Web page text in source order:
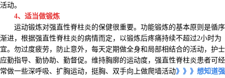
活动。
4、适当做锻炼
运动锻炼对强直性脊柱炎的保健很重要。功能锻炼的基本原则是循序
渐进，根据强直性脊柱炎的病情而定，以锻炼后疼痛持续不超过2小时为
宜。勿过度疲劳，防止意外，每天定期做全身和局部相结合的活动，护士
应勤指导、勤协助、勤督促。维持胸廓的运动度，强直性脊柱炎患者可经
常做一些深呼吸、扩胸运动，挺胸、双手向上做爬墙活动》》》想知道强